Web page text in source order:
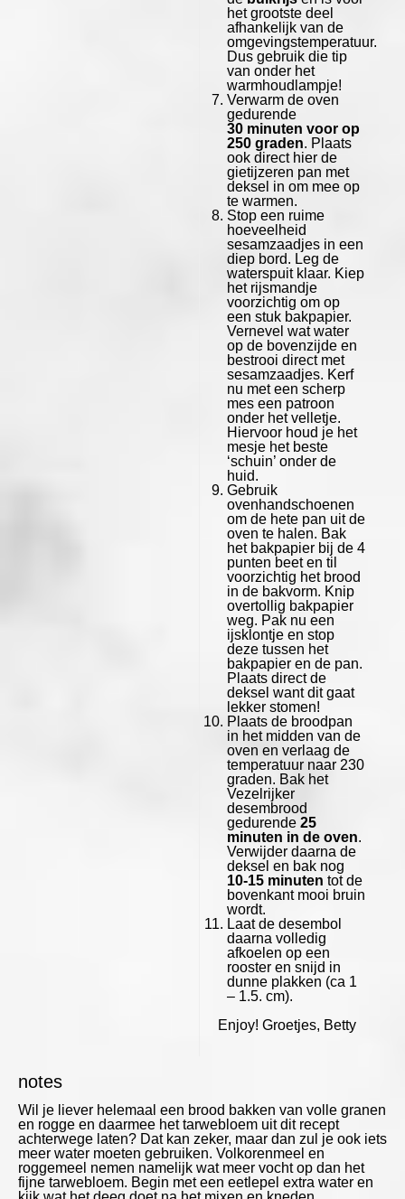
het grootste deel
afhankelijk van de
omgevingstemperatuur.
Dus gebruik die tip
van onder het
warmhoudlampje!
Verwarm de oven
gedurende
30 minuten voor op
250 graden. Plaats
ook direct hier de
gietijzeren pan met
deksel in om mee op
te warmen.
Stop een ruime
hoeveelheid
sesamzaadjes in een
diep bord. Leg de
waterspuit klaar. Kiep
het rijsmandje
voorzichtig om op
een stuk bakpapier.
Vernevel wat water
op de bovenzijde en
bestrooi direct met
sesamzaadjes. Kerf
nu met een scherp
mes een patroon
onder het velletje.
Hiervoor houd je het
mesje het beste
‘schuin’ onder de
huid.
Gebruik
ovenhandschoenen
om de hete pan uit de
oven te halen. Bak
het bakpapier bij de 4
punten beet en til
voorzichtig het brood
in de bakvorm. Knip
overtollig bakpapier
weg. Pak nu een
ijsklontje en stop
deze tussen het
bakpapier en de pan.
Plaats direct de
deksel want dit gaat
lekker stomen!
Plaats de broodpan
in het midden van de
oven en verlaag de
temperatuur naar 230
graden. Bak het
Vezelrijker
desembrood
gedurende 25
minuten in de oven.
Verwijder daarna de
deksel en bak nog
10-15 minuten tot de
bovenkant mooi bruin
wordt.
Laat de desembol
daarna volledig
afkoelen op een
rooster en snijd in
dunne plakken (ca 1
– 1.5. cm).
Enjoy! Groetjes, Betty
notes
Wil je liever helemaal een brood bakken van volle granen
en rogge en daarmee het tarwebloem uit dit recept
achterwege laten? Dat kan zeker, maar dan zul je ook iets
meer water moeten gebruiken. Volkorenmeel en
roggemeel nemen namelijk wat meer vocht op dan het
fijne tarwebloem. Begin met een eetlepel extra water en